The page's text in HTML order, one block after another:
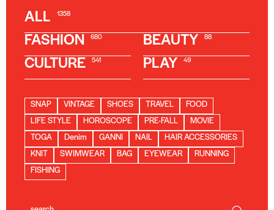
ALL 1358
FASHION 680 BEAUTY 88
CULTURE 541 PLAY 49
SNAP VINTAGE SHOES TRAVEL
FOOD
LIFE STYLE
HOROSCOPE PRE-FALL
MOVIE
TOGA
Denim GANNI NAIL
HAIR ACCESSORIES
KNIT
SWIMWEAR BAG EYEWEAR
RUNNING
FISHING